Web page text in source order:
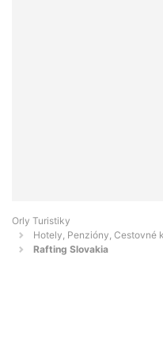
Orly Turistiky
Hotely, Penzióny, Cestovné
Rafting Slovakia